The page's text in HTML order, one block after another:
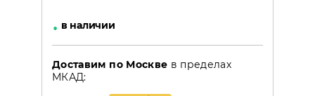
• в наличии
Доставим по Москве в пределах
МКАД: